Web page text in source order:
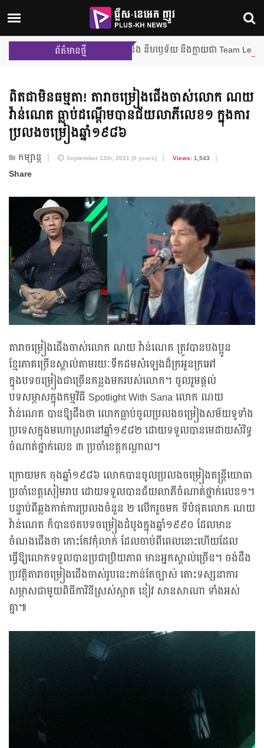
ព័ត៌មានថ្មី
ម៉ីលីង និង នីហឫទ័យ នឹងក្លាយជា Team Leader ក្នុងការប្
ពិតជា​មិនធម្មតា! តារាចម្រៀង​ជើងចាស់​លោក ណយ
វ៉ាន់ណេត ធ្លាប់​ដណ្តើម​បាន​ជ័យលាភីលេខ១ ក្នុង​ការ
ប្រលង​ចម្រៀង​ឆ្នាំ១៩៨៦
កម្សាន្ត September 13th, 2021 (5 years) Views:1,543
Share
តារាចម្រៀងជើងចាស់លោក ណយ វ៉ាន់ណេត ត្រូវបានបងប្អូន
ខ្មែរភាគច្រើនស្គាល់តាមរយៈទឹកដមសំឡេងដ៏ក្រអួនក្រអៅ
ក្នុងបទចម្រៀងជាច្រើនកន្លងមករបស់លោក។ ចូលរួមផ្តល់
បទសម្ភាសក្នុងកម្មវិធី Spotlight With Sana លោក ណយ
វ៉ាន់ណេត បានឱ្យដឹងថា លោកធ្លាប់ចូលប្រលងចម្រៀងសម័យទូទាំង
ប្រទេសក្នុងមហោស្រពនៅឆ្នាំ១៩៨២ ដោយទទួលបានមេដាយសំរិទ្ធ
ចំណាត់ថ្នាក់លេខ ៣ ប្រចាំខេត្តកណ្តាល។
ក្រោយមក ចុងឆ្នាំ១៩៨៦ លោកបានចូលប្រលងចម្រៀងតន្ត្រីយោធា
ប្រចាំខេត្តសៀមរាប ដោយទទួលបានជ័យលាភីចំណាត់ថ្នាក់លេខ១។
បន្ទាប់ពីឆ្លងកាត់ការប្រលងចំនួន ២ លើករួចមក ទីបំផុតលោក ណយ
វ៉ាន់ណេត ក៏បានថតបទចម្រៀងដំបូងក្នុងឆ្នាំ១៩៩០ ដែលមាន
ចំណងជើងថា កោះកែវកុំលាក់ ដែលចាប់ពីពេលនោះហើយដែល
ធ្វើឱ្យលោកទទួលបានប្រជាប្រិយភាព មានអ្នកស្គាល់ច្រើន។ ចង់ដឹង
ប្រវត្តិតារាចម្រៀងជើងចាស់រូបនេះកាន់តែច្បាស់ តោះទស្សនាការ
សម្ភាសជាមួយពិធីការិនីស្រស់ស្អាត ខៀវ សានសាណា ទាំងអស់
គ្នា៕